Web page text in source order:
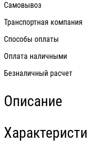
Самовывоз
Транспортная компания
Способы оплаты
Оплата наличными
Безналичный расчет
Описание